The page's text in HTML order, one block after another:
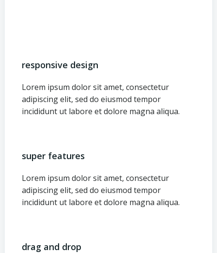
responsive design
Lorem ipsum dolor sit amet, consectetur
adipiscing elit, sed do eiusmod tempor
incididunt ut labore et dolore magna aliqua.
super features
Lorem ipsum dolor sit amet, consectetur
adipiscing elit, sed do eiusmod tempor
incididunt ut labore et dolore magna aliqua.
drag and drop